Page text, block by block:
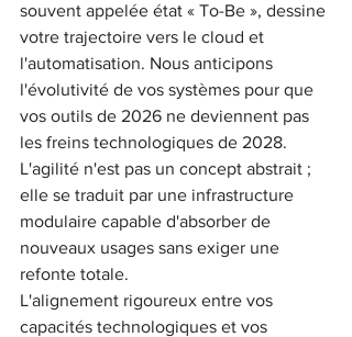
souvent appelée état « To-Be », dessine
votre trajectoire vers le cloud et
l'automatisation. Nous anticipons
l'évolutivité de vos systèmes pour que
vos outils de 2026 ne deviennent pas
les freins technologiques de 2028.
L'agilité n'est pas un concept abstrait ;
elle se traduit par une infrastructure
modulaire capable d'absorber de
nouveaux usages sans exiger une
refonte totale.
L'alignement rigoureux entre vos
capacités technologiques et vos